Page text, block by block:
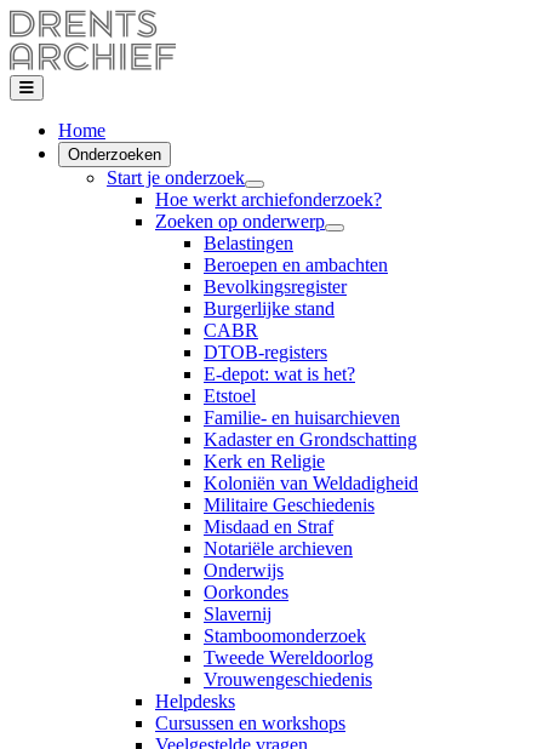
Home
Onderzoeken
Start je onderzoek
Hoe werkt archiefonderzoek?
Zoeken op onderwerp
Belastingen
Beroepen en ambachten
Bevolkingsregister
Burgerlijke stand
CABR
DTOB-registers
E-depot: wat is het?
Etstoel
Familie- en huisarchieven
Kadaster en Grondschatting
Kerk en Religie
Koloniën van Weldadigheid
Militaire Geschiedenis
Misdaad en Straf
Notariële archieven
Onderwijs
Oorkondes
Slavernij
Stamboomonderzoek
Tweede Wereldoorlog
Vrouwengeschiedenis
Helpdesks
Cursussen en workshops
Veelgestelde vragen